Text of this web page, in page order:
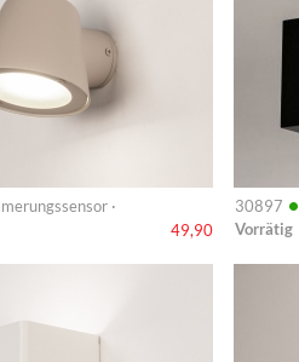
·
49,90
30897 •
Vorrätig
Info